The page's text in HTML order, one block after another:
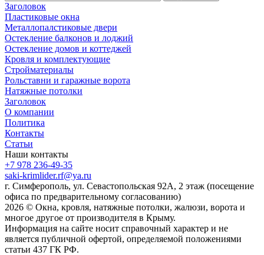
Заголовок
Пластиковые окна
Металлопалстиковые двери
Остекление балконов и лоджий
Остекление домов и коттеджей
Кровля и комплектующие
Стройматериалы
Рольставни и гаражные ворота
Натяжные потолки
Заголовок
О компании
Политика
Контакты
Статьи
Наши контакты
+7 978 236-49-35
saki-krimlider.rf@ya.ru
г. Симферополь, ул. Севастопольская 92А, 2 этаж (посещение
офиса по предварительному согласованию)
2026 © Окна, кровля, натяжные потолки, жалюзи, ворота и
многое другое от производителя в Крыму.
Информация на сайте носит справочный характер и не
является публичной офертой, определяемой положениями
статьи 437 ГК РФ.